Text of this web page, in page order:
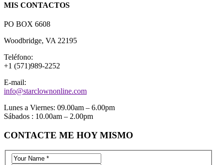
MIS CONTACTOS
PO BOX 6608
Woodbridge, VA 22195
Teléfono:
+1 (571)989-2252
E-mail:
info@starclownonline.com
Lunes a Viernes: 09.00am – 6.00pm
Sábados : 10.00am – 2.00pm
CONTACTE ME HOY MISMO